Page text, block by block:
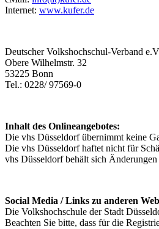
Internet: www.kufer.de
Deutscher Volkshochschul-Verband
Obere Wilhelmstr. 32
53225 Bonn
Tel.: 0228/ 97569-0
Inhalt des Onlineangebotes:
Die vhs Düsseldorf übernimmt keine
Die vhs Düsseldorf haftet nicht für
vhs Düsseldorf behält sich Änderungen
Social Media / Links zu anderen
Die Volkshochschule der Stadt
Beachten Sie bitte, dass für die